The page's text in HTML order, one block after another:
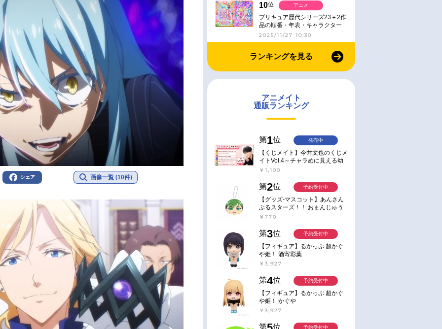
シェア 画像一覧 (10件)
10位
プリキュア歴代シリーズ23＋2作
品の順番・年表・キャラクター
【2025年版】
2025/11/27 10:30
アニメ
ランキングを見る
アニメイト
通販ランキング
第1位
【くじメイト】今井文也のくじメ
イトVol.4～チャラめに見える幼
馴染、実は一途で独占欲が強いん
￥1,100
発売中
第2位
【グッズ-マスコット】あんさん
ぶるスターズ！！ おまんじゅう
にぎにぎマスコット ねくすと2
￥770
予約受付中
第3位
【フィギュア】るかっぷ 超かぐ
や姫！ 酒寄彩葉
￥3,927
予約受付中
第4位
【フィギュア】るかっぷ 超かぐ
や姫！ かぐや
￥3,927
予約受付中
第 位 予約受付中